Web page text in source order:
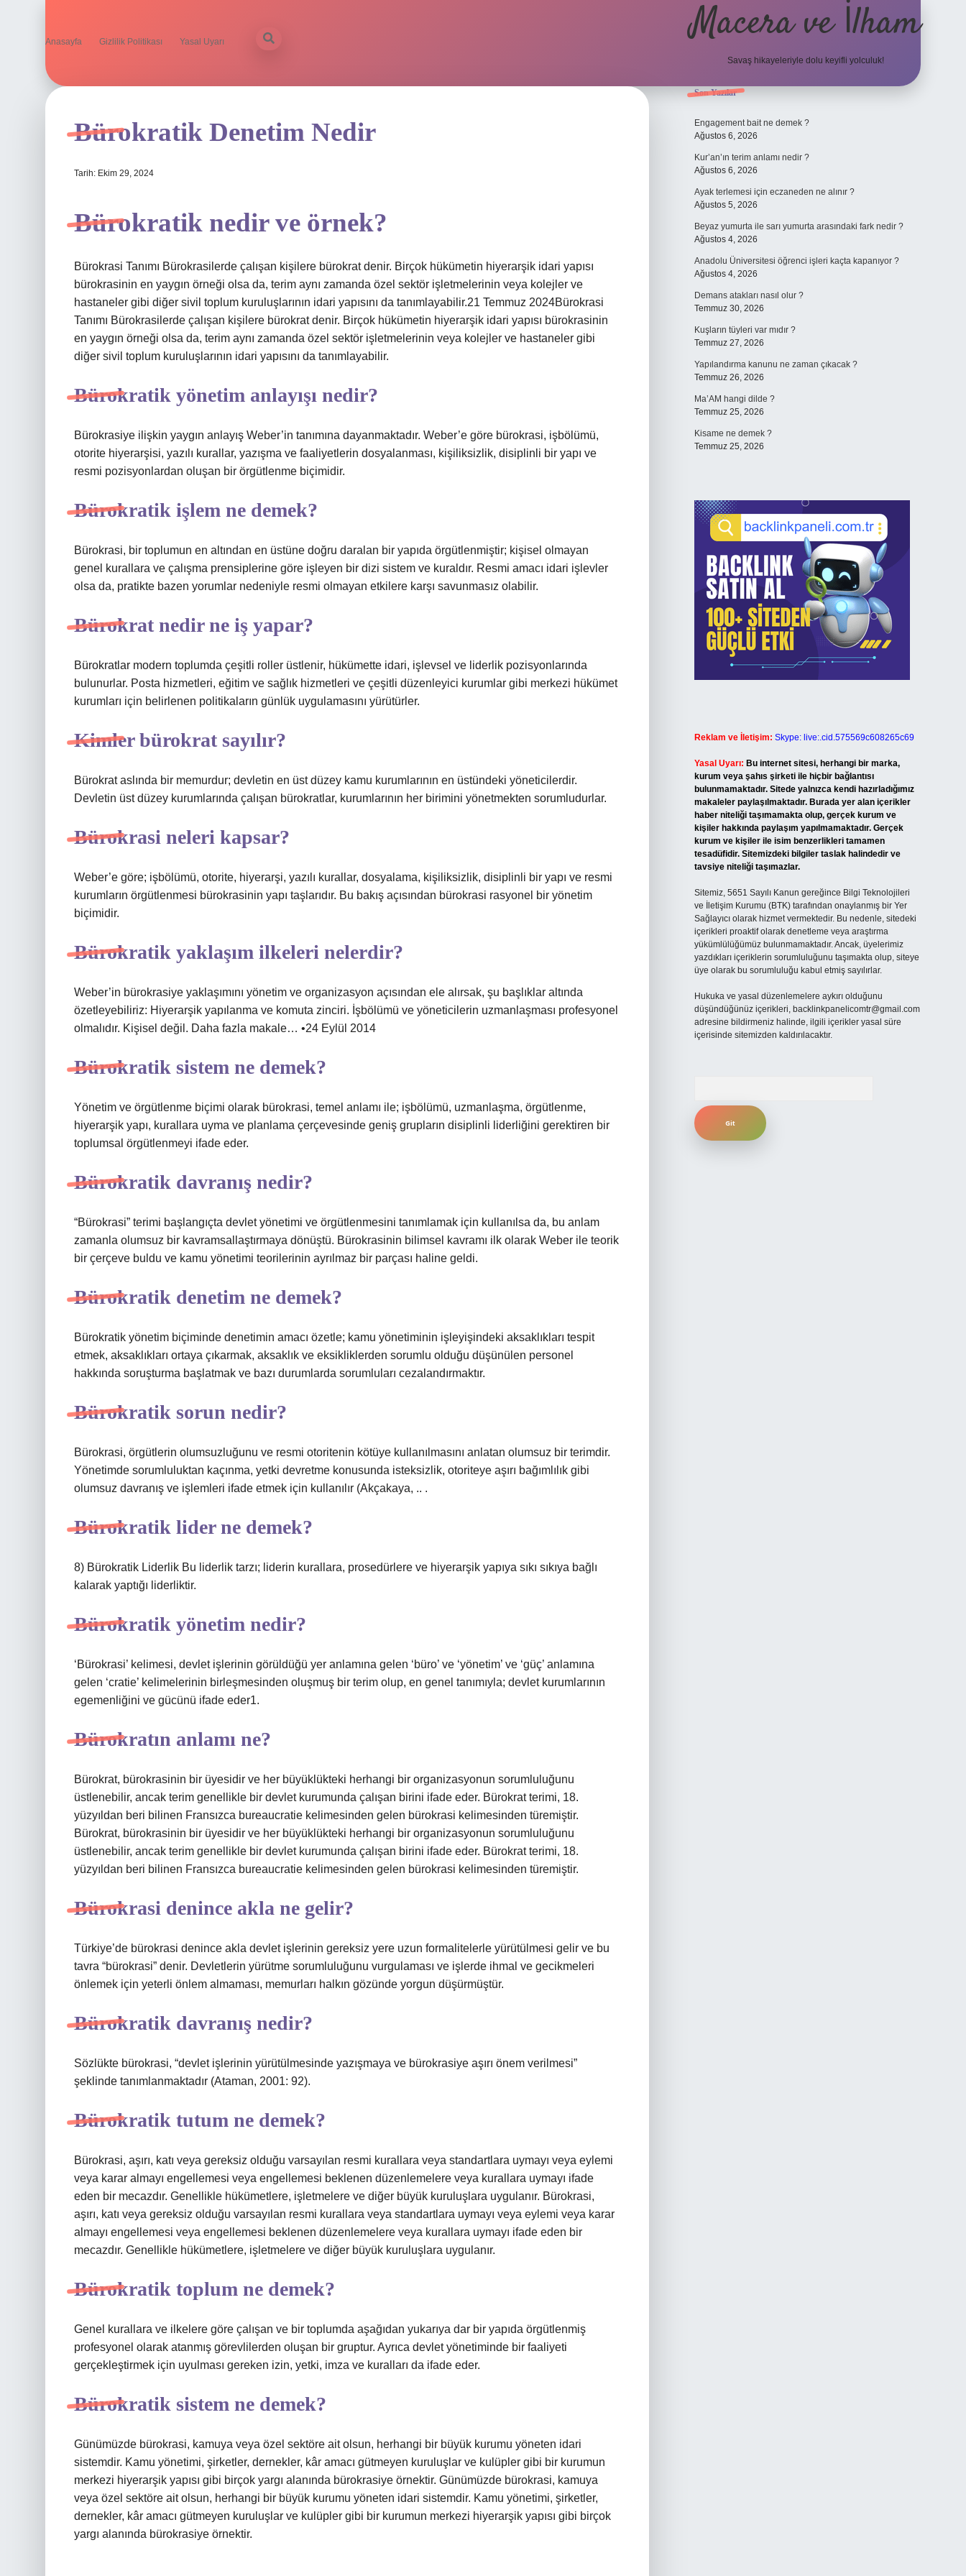
Anasayfa Gizlilik Politikası Yasal Uyarı Macera ve İlham
Savaş hikayeleriyle dolu keyifli yolculuk!
Bürokratik Denetim Nedir
Tarih: Ekim 29, 2024
Bürokratik nedir ve örnek?
Bürokrasi Tanımı Bürokrasilerde çalışan kişilere bürokrat denir. Birçok hükümetin hiyerarşik idari yapısı
bürokrasinin en yaygın örneği olsa da, terim aynı zamanda özel sektör işletmelerinin veya kolejler ve
hastaneler gibi diğer sivil toplum kuruluşlarının idari yapısını da tanımlayabilir.21 Temmuz 2024Bürokrasi
Tanımı Bürokrasilerde çalışan kişilere bürokrat denir. Birçok hükümetin hiyerarşik idari yapısı bürokrasinin
en yaygın örneği olsa da, terim aynı zamanda özel sektör işletmelerinin veya kolejler ve hastaneler gibi
diğer sivil toplum kuruluşlarının idari yapısını da tanımlayabilir.
Bürokratik yönetim anlayışı nedir?
Bürokrasiye ilişkin yaygın anlayış Weber’in tanımına dayanmaktadır. Weber’e göre bürokrasi, işbölümü,
otorite hiyerarşisi, yazılı kurallar, yazışma ve faaliyetlerin dosyalanması, kişiliksizlik, disiplinli bir yapı ve
resmi pozisyonlardan oluşan bir örgütlenme biçimidir.
Bürokratik işlem ne demek?
Bürokrasi, bir toplumun en altından en üstüne doğru daralan bir yapıda örgütlenmiştir; kişisel olmayan
genel kurallara ve çalışma prensiplerine göre işleyen bir dizi sistem ve kuraldır. Resmi amacı idari işlevler
olsa da, pratikte bazen yorumlar nedeniyle resmi olmayan etkilere karşı savunmasız olabilir.
Bürokrat nedir ne iş yapar?
Bürokratlar modern toplumda çeşitli roller üstlenir, hükümette idari, işlevsel ve liderlik pozisyonlarında
bulunurlar. Posta hizmetleri, eğitim ve sağlık hizmetleri ve çeşitli düzenleyici kurumlar gibi merkezi hükümet
kurumları için belirlenen politikaların günlük uygulamasını yürütürler.
Kimler bürokrat sayılır?
Bürokrat aslında bir memurdur; devletin en üst düzey kamu kurumlarının en üstündeki yöneticilerdir.
Devletin üst düzey kurumlarında çalışan bürokratlar, kurumlarının her birimini yönetmekten sorumludurlar.
Bürokrasi neleri kapsar?
Weber’e göre; işbölümü, otorite, hiyerarşi, yazılı kurallar, dosyalama, kişiliksizlik, disiplinli bir yapı ve resmi
kurumların örgütlenmesi bürokrasinin yapı taşlarıdır. Bu bakış açısından bürokrasi rasyonel bir yönetim
biçimidir.
Bürokratik yaklaşım ilkeleri nelerdir?
Weber’in bürokrasiye yaklaşımını yönetim ve organizasyon açısından ele alırsak, şu başlıklar altında
özetleyebiliriz: Hiyerarşik yapılanma ve komuta zinciri. İşbölümü ve yöneticilerin uzmanlaşması profesyonel
olmalıdır. Kişisel değil. Daha fazla makale… •24 Eylül 2014
Bürokratik sistem ne demek?
Yönetim ve örgütlenme biçimi olarak bürokrasi, temel anlamı ile; işbölümü, uzmanlaşma, örgütlenme,
hiyerarşik yapı, kurallara uyma ve planlama çerçevesinde geniş grupların disiplinli liderliğini gerektiren bir
toplumsal örgütlenmeyi ifade eder.
Bürokratik davranış nedir?
“Bürokrasi” terimi başlangıçta devlet yönetimi ve örgütlenmesini tanımlamak için kullanılsa da, bu anlam
zamanla olumsuz bir kavramsallaştırmaya dönüştü. Bürokrasinin bilimsel kavramı ilk olarak Weber ile teorik
bir çerçeve buldu ve kamu yönetimi teorilerinin ayrılmaz bir parçası haline geldi.
Bürokratik denetim ne demek?
Bürokratik yönetim biçiminde denetimin amacı özetle; kamu yönetiminin işleyişindeki aksaklıkları tespit
etmek, aksaklıkları ortaya çıkarmak, aksaklık ve eksikliklerden sorumlu olduğu düşünülen personel
hakkında soruşturma başlatmak ve bazı durumlarda sorumluları cezalandırmaktır.
Bürokratik sorun nedir?
Bürokrasi, örgütlerin olumsuzluğunu ve resmi otoritenin kötüye kullanılmasını anlatan olumsuz bir terimdir.
Yönetimde sorumluluktan kaçınma, yetki devretme konusunda isteksizlik, otoriteye aşırı bağımlılık gibi
olumsuz davranış ve işlemleri ifade etmek için kullanılır (Akçakaya, .. .
Bürokratik lider ne demek?
8) Bürokratik Liderlik Bu liderlik tarzı; liderin kurallara, prosedürlere ve hiyerarşik yapıya sıkı sıkıya bağlı
kalarak yaptığı liderliktir.
Bürokratik yönetim nedir?
‘Bürokrasi’ kelimesi, devlet işlerinin görüldüğü yer anlamına gelen ‘büro’ ve ‘yönetim’ ve ‘güç’ anlamına
gelen ‘cratie’ kelimelerinin birleşmesinden oluşmuş bir terim olup, en genel tanımıyla; devlet kurumlarının
egemenliğini ve gücünü ifade eder1.
Bürokratın anlamı ne?
Bürokrat, bürokrasinin bir üyesidir ve her büyüklükteki herhangi bir organizasyonun sorumluluğunu
üstlenebilir, ancak terim genellikle bir devlet kurumunda çalışan birini ifade eder. Bürokrat terimi, 18.
yüzyıldan beri bilinen Fransızca bureaucratie kelimesinden gelen bürokrasi kelimesinden türemiştir.
Bürokrat, bürokrasinin bir üyesidir ve her büyüklükteki herhangi bir organizasyonun sorumluluğunu
üstlenebilir, ancak terim genellikle bir devlet kurumunda çalışan birini ifade eder. Bürokrat terimi, 18.
yüzyıldan beri bilinen Fransızca bureaucratie kelimesinden gelen bürokrasi kelimesinden türemiştir.
Bürokrasi denince akla ne gelir?
Türkiye’de bürokrasi denince akla devlet işlerinin gereksiz yere uzun formalitelerle yürütülmesi gelir ve bu
tavra “bürokrasi” denir. Devletlerin yürütme sorumluluğunu vurgulaması ve işlerde ihmal ve gecikmeleri
önlemek için yeterli önlem almaması, memurları halkın gözünde yorgun düşürmüştür.
Bürokratik davranış nedir?
Sözlükte bürokrasi, “devlet işlerinin yürütülmesinde yazışmaya ve bürokrasiye aşırı önem verilmesi”
şeklinde tanımlanmaktadır (Ataman, 2001: 92).
Bürokratik tutum ne demek?
Bürokrasi, aşırı, katı veya gereksiz olduğu varsayılan resmi kurallara veya standartlara uymayı veya eylemi
veya karar almayı engellemesi veya engellemesi beklenen düzenlemelere veya kurallara uymayı ifade
eden bir mecazdır. Genellikle hükümetlere, işletmelere ve diğer büyük kuruluşlara uygulanır. Bürokrasi,
aşırı, katı veya gereksiz olduğu varsayılan resmi kurallara veya standartlara uymayı veya eylemi veya karar
almayı engellemesi veya engellemesi beklenen düzenlemelere veya kurallara uymayı ifade eden bir
mecazdır. Genellikle hükümetlere, işletmelere ve diğer büyük kuruluşlara uygulanır.
Bürokratik toplum ne demek?
Genel kurallara ve ilkelere göre çalışan ve bir toplumda aşağıdan yukarıya dar bir yapıda örgütlenmiş
profesyonel olarak atanmış görevlilerden oluşan bir gruptur. Ayrıca devlet yönetiminde bir faaliyeti
gerçekleştirmek için uyulması gereken izin, yetki, imza ve kuralları da ifade eder.
Bürokratik sistem ne demek?
Günümüzde bürokrasi, kamuya veya özel sektöre ait olsun, herhangi bir büyük kurumu yöneten idari
sistemdir. Kamu yönetimi, şirketler, dernekler, kâr amacı gütmeyen kuruluşlar ve kulüpler gibi bir kurumun
merkezi hiyerarşik yapısı gibi birçok yargı alanında bürokrasiye örnektir. Günümüzde bürokrasi, kamuya
veya özel sektöre ait olsun, herhangi bir büyük kurumu yöneten idari sistemdir. Kamu yönetimi, şirketler,
dernekler, kâr amacı gütmeyen kuruluşlar ve kulüpler gibi bir kurumun merkezi hiyerarşik yapısı gibi birçok
yargı alanında bürokrasiye örnektir.
Sidebar
Son Yazılar
Engagement bait ne demek ?
Ağustos 6, 2026
Kur’an’ın terim anlamı nedir ?
Ağustos 6, 2026
Ayak terlemesi için eczaneden ne alınır ?
Ağustos 5, 2026
Beyaz yumurta ile sarı yumurta arasındaki fark nedir ?
Ağustos 4, 2026
Anadolu Üniversitesi öğrenci işleri kaçta kapanıyor ?
Ağustos 4, 2026
Demans atakları nasıl olur ?
Temmuz 30, 2026
Kuşların tüyleri var mıdır ?
Temmuz 27, 2026
Yapılandırma kanunu ne zaman çıkacak ?
Temmuz 26, 2026
Ma’AM hangi dilde ?
Temmuz 25, 2026
Kisame ne demek ?
Temmuz 25, 2026
Reklam ve İletişim: Skype: live:.cid.575569c608265c69
Yasal Uyarı: Bu internet sitesi, herhangi bir marka,
kurum veya şahıs şirketi ile hiçbir bağlantısı
bulunmamaktadır. Sitede yalnızca kendi hazırladığımız
makaleler paylaşılmaktadır. Burada yer alan içerikler
haber niteliği taşımamakta olup, gerçek kurum ve
kişiler hakkında paylaşım yapılmamaktadır. Gerçek
kurum ve kişiler ile isim benzerlikleri tamamen
tesadüfidir. Sitemizdeki bilgiler taslak halindedir ve
tavsiye niteliği taşımazlar.
Sitemiz, 5651 Sayılı Kanun gereğince Bilgi Teknolojileri
ve İletişim Kurumu (BTK) tarafından onaylanmış bir Yer
Sağlayıcı olarak hizmet vermektedir. Bu nedenle, sitedeki
içerikleri proaktif olarak denetleme veya araştırma
yükümlülüğümüz bulunmamaktadır. Ancak, üyelerimiz
yazdıkları içeriklerin sorumluluğunu taşımakta olup, siteye
üye olarak bu sorumluluğu kabul etmiş sayılırlar.
Hukuka ve yasal düzenlemelere aykırı olduğunu
düşündüğünüz içerikleri, backlinkpanelicomtr@gmail.com
adresine bildirmeniz halinde, ilgili içerikler yasal süre
içerisinde sitemizden kaldırılacaktır.